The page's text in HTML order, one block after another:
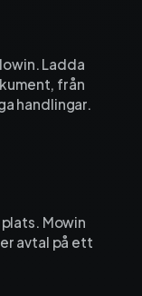
Ladda
från
handlingar.
Mowin
avtal på ett